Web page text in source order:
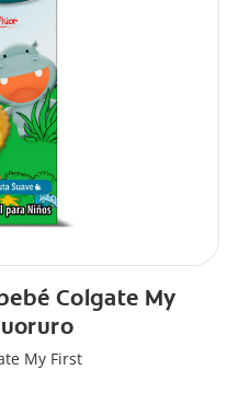
Colgate My
My First